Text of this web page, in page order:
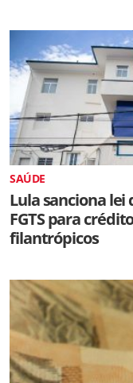
SAÚDE
Lula sanciona lei
FGTS para
filantrópicos